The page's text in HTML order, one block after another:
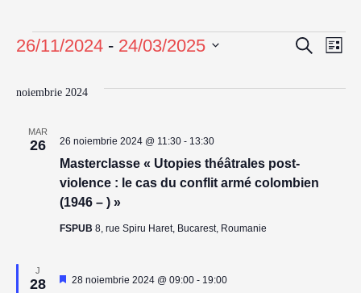
în
și
Caută
în
Listă
26/11/2024 - 24/03/2025
data.
noiembrie 2024
MAR
26
Masterclasse « Utopies théâtrales post-
violence : le cas du conflit armé colombien
(1946 – ) »
26 noiembrie 2024 @ 11:30- 13:30
FSPUB 8, rue Spiru Haret, Bucarest, Roumanie
J
28 Reprezentativ
28 noiembrie 2024 @ 09:00- 19:00